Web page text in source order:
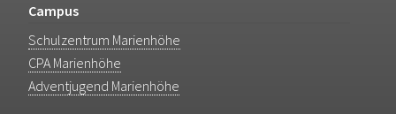
Campus
Schulzentrum Marienhöhe
CPA Marienhöhe
Adventjugend Marienhöhe